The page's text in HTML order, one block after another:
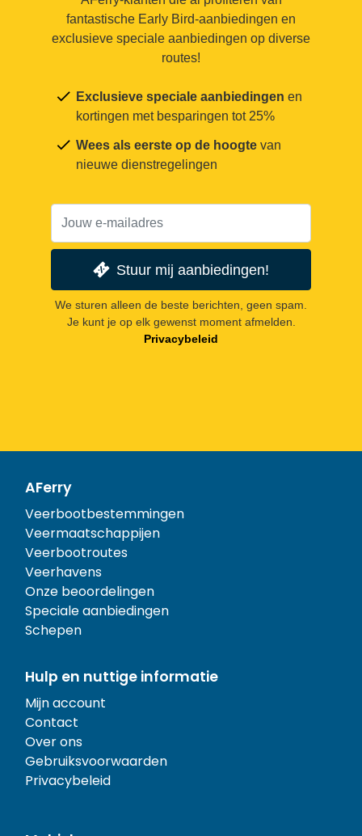
fantastische Early Bird-aanbiedingen en
exclusieve speciale aanbiedingen op diverse
routes!
Exclusieve speciale aanbiedingen en
kortingen met besparingen tot 25%
Wees als eerste op de hoogte van
nieuwe dienstregelingen
Stuur mij aanbiedingen!
We sturen alleen de beste berichten, geen spam.
Je kunt je op elk gewenst moment afmelden.
Privacybeleid
AFerry
Veerbootbestemmingen
Veermaatschappijen
Veerbootroutes
Veerhavens
Onze beoordelingen
Speciale aanbiedingen
Schepen
Hulp en nuttige informatie
Mijn account
Contact
Over ons
Gebruiksvoorwaarden
Privacybeleid